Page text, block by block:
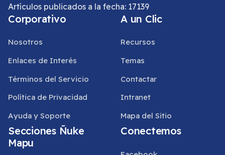
Artículos publicados a la fecha: 17139
Corporativo
Nosotros
Enlaces de Interés
Términos del Servicio
Política de Privacidad
Ayuda y Soporte
A un Clic
Recursos
Temas
Contactar
Intranet
Mapa del Sitio
Secciones Ñuke
Mapu
Conectemos